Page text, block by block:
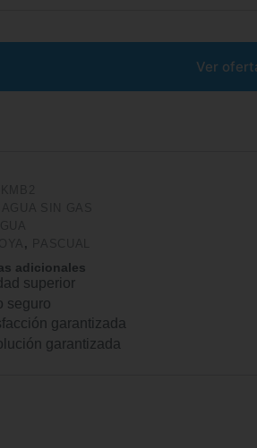
Ver
,
adicionales
superior
seguro
garantizada
garantizada